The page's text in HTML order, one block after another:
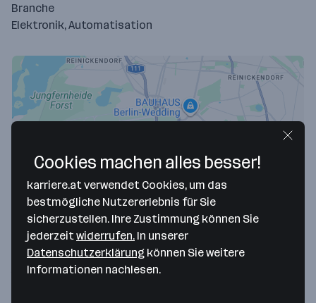
Branche
Elektronik, Automatisation
Map data ©2026 Google
Elektron Berlin GmbH
Saatwinkler Damm 60
13627 Berlin— Route berechnen
Cookies machen alles besser!
karriere.at verwendet Cookies, um das
bestmögliche Nutzererlebnis für Sie
sicherzustellen. Ihre Zustimmung können Sie
jederzeit widerrufen. In unserer
Datenschutzerklärung können Sie weitere
Informationen nachlesen.